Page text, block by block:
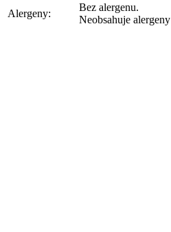
Alergeny:
Bez alergenu.
Neobsahuje alergeny